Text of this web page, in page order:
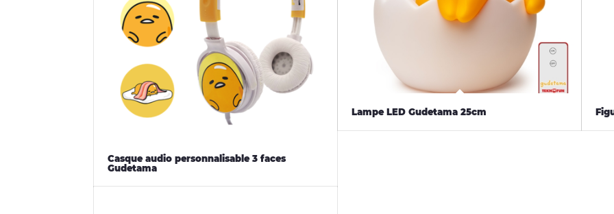
Casque audio personnalisable 3 faces
Gudetama
Lampe LED Gudetama 25cm